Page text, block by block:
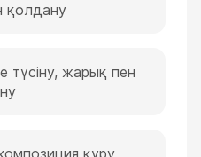
қолдану
түсіну, жарық пен
құру